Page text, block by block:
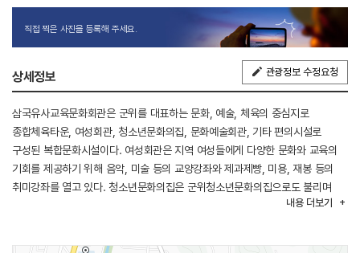
직접 찍은 사진을 등록해 주세요.
상세정보 관광정보 수정요청
삼국유사교육문화회관은 군위를 대표하는 문화, 예술, 체육의 중심지로
종합체육타운, 여성회관, 청소년문화의집, 문화예술회관, 기타 편의시설로
구성된 복합문화시설이다. 여성회관은 지역 여성들에게 다양한 문화와 교육의
기회를 제공하기 위해 음악, 미술 등의 교양강좌와 제과제빵, 미용, 재봉 등의
취미강좌를 열고 있다. 청소년문화의집은 군위청소년문화의집으로도 불리며
도서관, 보드게임장, 노래방 등 청소년의 교육과 문화생활과 관련한 강좌,
헬스장, 조깅트랙 등을 갖추고 있다. 또한 뮤지컬, 콘서트, 인형극, 연극 등을
내용 더보기